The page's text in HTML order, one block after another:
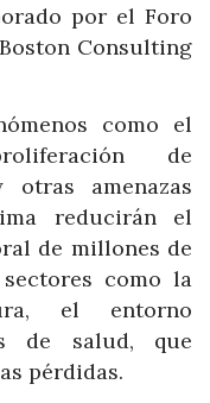
por el Foro
Consulting
como el
de
otras amenazas
reducirán el
de millones de
como la
el entorno
de salud, que
pérdidas.